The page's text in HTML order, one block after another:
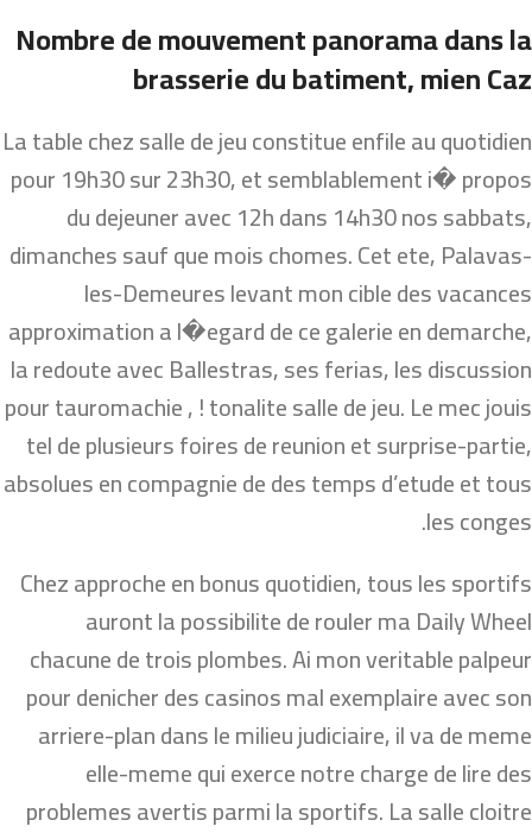
Nombre de mouvement panorama dans la
brasserie du batiment, mien Caz
La table chez salle de jeu constitue enfile au quotidien
pour 19h30 sur 23h30, et semblablement i� propos
du dejeuner avec 12h dans 14h30 nos sabbats,
dimanches sauf que mois chomes. Cet ete, Palavas-
les-Demeures levant mon cible des vacances
approximation a l�egard de ce galerie en demarche,
la redoute avec Ballestras, ses ferias, les discussion
pour tauromachie , ! tonalite salle de jeu. Le mec jouis
tel de plusieurs foires de reunion et surprise-partie,
absolues en compagnie de des temps d’etude et tous
les conges.
Chez approche en bonus quotidien, tous les sportifs
auront la possibilite de rouler ma Daily Wheel
chacune de trois plombes. Ai mon veritable palpeur
pour denicher des casinos mal exemplaire avec son
arriere-plan dans le milieu judiciaire, il va de meme
elle-meme qui exerce notre charge de lire des
problemes avertis parmi la sportifs. La salle cloitre